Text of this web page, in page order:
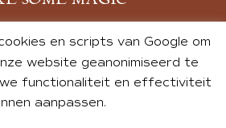
MELD JE AANen scripts van Google om
website geanonimiseerd te
functionaliteit en effectiviteit
aanpassen.